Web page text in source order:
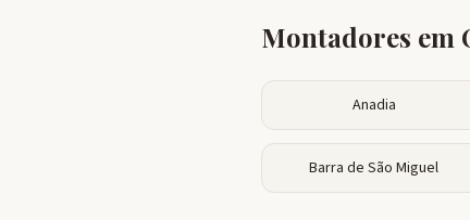
Montadores em
Anadia
Barra de São Miguel